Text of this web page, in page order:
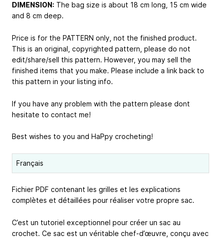
DIMENSION: The bag size is about 18 cm long, 15 cm wide
and 8 cm deep.
Price is for the PATTERN only, not the finished product.
This is an original, copyrighted pattern, please do not
edit/share/sell this pattern. However, you may sell the
finished items that you make. Please include a link back to
this pattern in your listing info.
If you have any problem with the pattern please dont
hesitate to contact me!
Best wishes to you and HaPpy crocheting!
Français
Fichier PDF contenant les grilles et les explications
complètes et détaillées pour réaliser votre propre sac.
C’est un tutoriel exceptionnel pour créer un sac au
crochet. Ce sac est un véritable chef-d’œuvre, conçu avec